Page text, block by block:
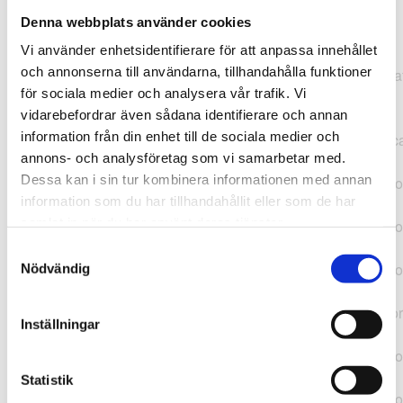
Denna webbplats använder cookies
Vi använder enhetsidentifierare för att anpassa innehållet
och annonserna till användarna, tillhandahålla funktioner
för sociala medier och analysera vår trafik. Vi
vidarebefordrar även sådana identifierare och annan
information från din enhet till de sociala medier och
annons- och analysföretag som vi samarbetar med.
Dessa kan i sin tur kombinera informationen med annan
information som du har tillhandahållit eller som de har
Nödvändig
Inställningar
Statistik
TypeError: "".concat(...).concat(...).replaceAll is not a
function at
https://webshop.pressbyran.se/_next/static/chunks/pages/
b1763451a2186f9e.js:1:11050 at Array.map
(<anonymous>) at K
(https://webshop.pressbyran.se/_next/static/chunks/pages/
b1763451a2186f9e.js:1:10836) at lk
(https://webshop.pressbyran.se/_next/static/chunks/
b241200379730ac0.js:1:129835) at i
(https://webshop.pressbyran.se/_next/static/chunks/
(https://webshop.pressbyran.se/_next/static/chunks/
https://webshop.pressbyran.se/_next/static/chunks/
b241200379730ac0.js:1:167872 at uI
(https://webshop.pressbyran.se/_next/static/chunks/
b241200379730ac0.js:1:167879) at uE
(https://webshop.pressbyran.se/_next/static/chunks/